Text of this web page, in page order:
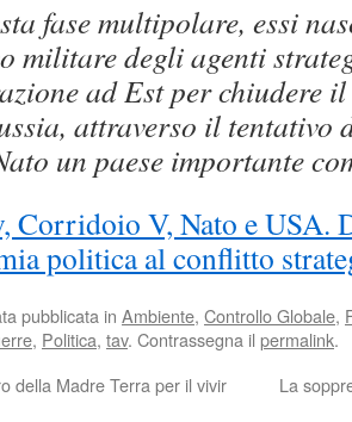
fase multipolare, essi
militare degli agenti
ad Est per chiudere
attraverso il tentativo
un paese importante
Corridoio V, Nato e USA.
politica al conflitto
pubblicata in Ambiente, Controllo Globale,
, Politica, tav. Contrassegna il permalink.
della Madre Terra per il vivir
La